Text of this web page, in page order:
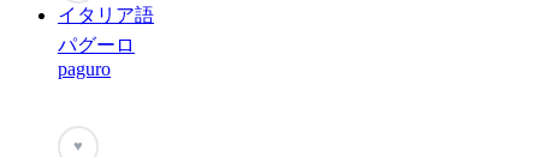
イタリア語
パグーロ
paguro
♥